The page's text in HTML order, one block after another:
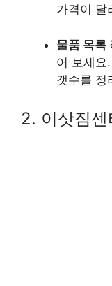
가격이 달
물품 목록
어 보세요
갯수를 정
2. 이삿짐센